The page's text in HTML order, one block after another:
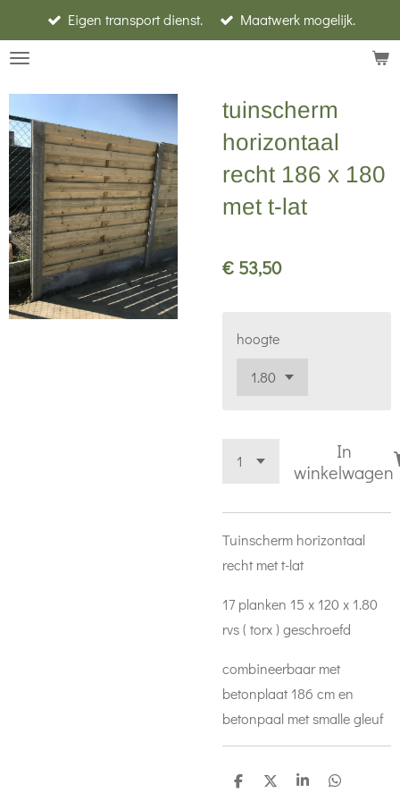
direct
de
hoofdinhoud
Eigen transport dienst. Maatwerk mogelijk.
tuinscherm
horizontaal
recht 186 x 180
met t-lat
€ 53,50
hoogte
In
winkelwagen
Tuinscherm horizontaal
recht met t-lat
17 planken 15 x 120 x 1.80
rvs ( torx ) geschroefd
combineerbaar met
betonplaat 186 cm en
betonpaal met smalle gleuf
D
D
S
D